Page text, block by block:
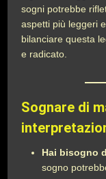
sogni potrebbe
aspetti più leggeri
bilanciare questa
e radicato.
Sognare di
Hai bisogno
sogno